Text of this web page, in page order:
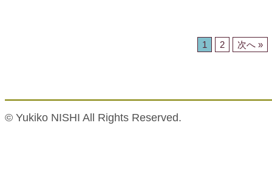
1 2 次へ »
© Yukiko NISHI All Rights Reserved.